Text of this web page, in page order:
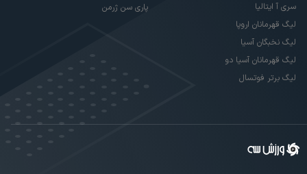
سری آ ایتالیا
لیگ قهرمانان اروپا
لیگ نخبگان آسیا
لیگ قهرمانان آسیا دو
لیگ برتر فوتسال
پاری سن ژرمن